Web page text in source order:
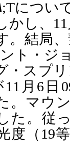
;Tについ
かし、
。結局
ト・ジ
・スプ
月6日
。マウ
た。従
度（19